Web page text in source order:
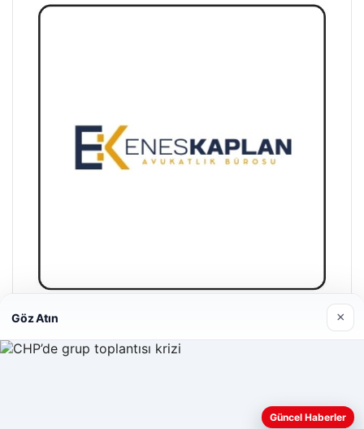
Enes Kaplan Avukatlık Bürosu
28/04/2026
deneyiminizi kişiselleştirmek ve geliştirmek amacıyla çerezler
Göz Atın ×
Güncel Haberler